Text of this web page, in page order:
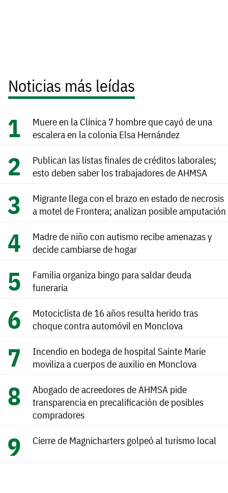
Noticias más leídas
Muere en la Clínica 7 hombre que cayó de una
escalera en la colonia Elsa Hernández
Publican las listas finales de créditos laborales;
esto deben saber los trabajadores de AHMSA
Migrante llega con el brazo en estado de necrosis
a motel de Frontera; analizan posible amputación
Madre de niño con autismo recibe amenazas y
decide cambiarse de hogar
Familia organiza bingo para saldar deuda
funeraria
Motociclista de 16 años resulta herido tras
choque contra automóvil en Monclova
Incendio en bodega de hospital Sainte Marie
moviliza a cuerpos de auxilio en Monclova
Abogado de acreedores de AHMSA pide
transparencia en precalificación de posibles
compradores
Cierre de Magnicharters golpeó al turismo local